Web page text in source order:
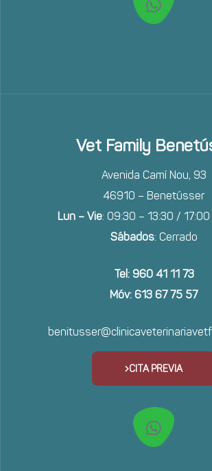
Vet Family
Avenida Camí Nou, 93
46910 – Benetússer
Lun – Vie: 09:30 – 13:30 /
Sábados: Cerrado
Tel: 960 41 11 73
Móv: 613 67 75 57
CITA PREVIA